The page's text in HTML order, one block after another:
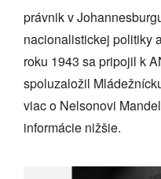
právnik v
nacionalistickej politiky
roku 1943 sa pripojil k
spoluzaložil
viac o Nelsonovi
informácie nižšie.